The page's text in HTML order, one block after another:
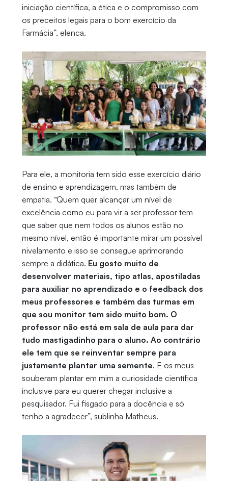
iniciação científica, a ética e o compromisso com
os preceitos legais para o bom exercício da
Farmácia”, elenca.
Para ele, a monitoria tem sido esse exercício diário
de ensino e aprendizagem, mas também de
empatia. “Quem quer alcançar um nível de
excelência como eu para vir a ser professor tem
que saber que nem todos os alunos estão no
mesmo nível, então é importante mirar um possível
nivelamento e isso se consegue aprimorando
sempre a didática. Eu gosto muito de
desenvolver materiais, tipo atlas, apostiladas
para auxiliar no aprendizado e o feedback dos
meus professores e também das turmas em
que sou monitor tem sido muito bom. O
professor não está em sala de aula para dar
tudo mastigadinho para o aluno. Ao contrário
ele tem que se reinventar sempre para
justamente plantar uma semente. E os meus
souberam plantar em mim a curiosidade científica
inclusive para eu querer chegar inclusive a
pesquisador. Fui fisgado para a docência e só
tenho a agradecer”, sublinha Matheus.